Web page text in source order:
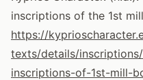
inscriptions of the 1st
https://
texts/details/
inscriptions-of-1st-mill-